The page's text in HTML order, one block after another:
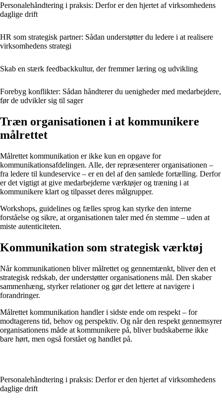
Personalehåndtering i praksis: Derfor er den hjertet af virksomhedens
daglige drift
HR som strategisk partner: Sådan understøtter du ledere i at realisere
virksomhedens strategi
Skab en stærk feedbackkultur, der fremmer læring og udvikling
Forebyg konflikter: Sådan håndterer du uenigheder med medarbejdere,
før de udvikler sig til sager
Træn organisationen i at kommunikere
målrettet
Målrettet kommunikation er ikke kun en opgave for
kommunikationsafdelingen. Alle, der repræsenterer organisationen –
fra ledere til kundeservice – er en del af den samlede fortælling. Derfor
er det vigtigt at give medarbejderne værktøjer og træning i at
kommunikere klart og tilpasset deres målgrupper.
Workshops, guidelines og fælles sprog kan styrke den interne
forståelse og sikre, at organisationen taler med én stemme – uden at
miste autenticiteten.
Kommunikation som strategisk værktøj
Når kommunikationen bliver målrettet og gennemtænkt, bliver den et
strategisk redskab, der understøtter organisationens mål. Den skaber
sammenhæng, styrker relationer og gør det lettere at navigere i
forandringer.
Målrettet kommunikation handler i sidste ende om respekt – for
modtagerens tid, behov og perspektiv. Og når den respekt gennemsyrer
organisationens måde at kommunikere på, bliver budskaberne ikke
bare hørt, men også forstået og handlet på.
Personalehåndtering i praksis: Derfor er den hjertet af virksomhedens
daglige drift